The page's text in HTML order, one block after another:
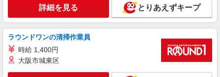
詳細を見る とりあえずキープ
ラウンドワンの清掃作業員
時給 1,400円
大阪市城東区